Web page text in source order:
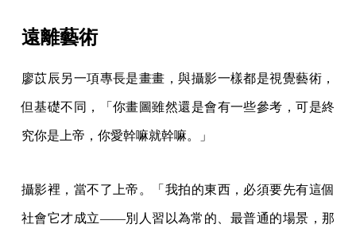
遠離藝術
廖苡辰另一項專長是畫畫，與攝影一樣都是視覺藝術，
但基礎不同，「你畫圖雖然還是會有一些參考，可是終
究你是上帝，你愛幹嘛就幹嘛。」
攝影裡，當不了上帝。「我拍的東西，必須要先有這個
社會它才成立——別人習以為常的、最普通的場景，那